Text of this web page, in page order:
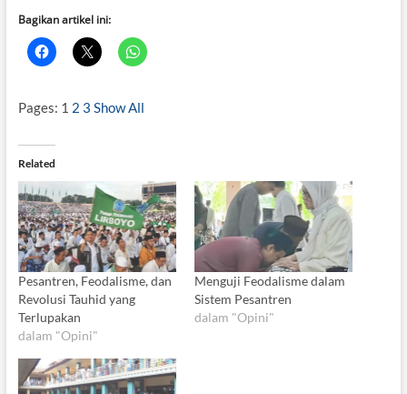
Bagikan artikel ini:
Pages: 1 2 3 Show All
Related
Pesantren, Feodalisme, dan
Revolusi Tauhid yang
Terlupakan
dalam "Opini"
Menguji Feodalisme dalam
Sistem Pesantren
dalam "Opini"